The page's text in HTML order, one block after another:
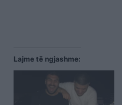
Lajme të ngjashme: